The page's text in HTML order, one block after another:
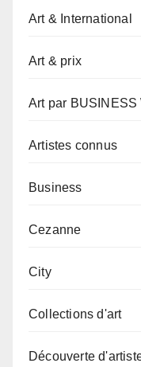
Art & International
Art & prix
Art par BUSINESS
Artistes connus
Business
Cezanne
City
Collections d'art
Découverte